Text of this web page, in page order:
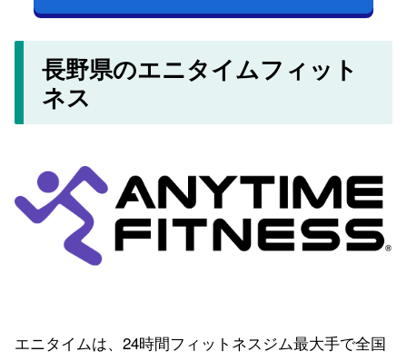
長野県のエニタイムフィット
ネス
エニタイムは、24時間フィットネスジム最大手で全国